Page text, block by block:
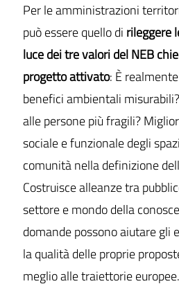
Per le amministrazioni
può essere quello di rileggere
luce dei tre valori del NEB
progetto attivato: È
benefici ambientali
alle persone più fragili?
sociale e funzionale degli
comunità nella definizione
Costruisce alleanze tra
settore e mondo della
domande possono aiutare gli
la qualità delle proprie
meglio alle traiettorie europee.